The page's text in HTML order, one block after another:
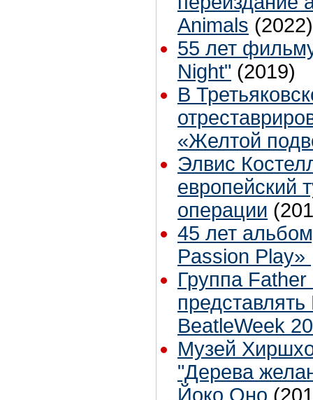
Animals (2022)
55 лет
Night" (2019)
В
«Желтой
Элвис
европейский
операции
45 лет
Passion Play»
Группа
BeatleWeek
Музей
"Дерева
Йоко Оно